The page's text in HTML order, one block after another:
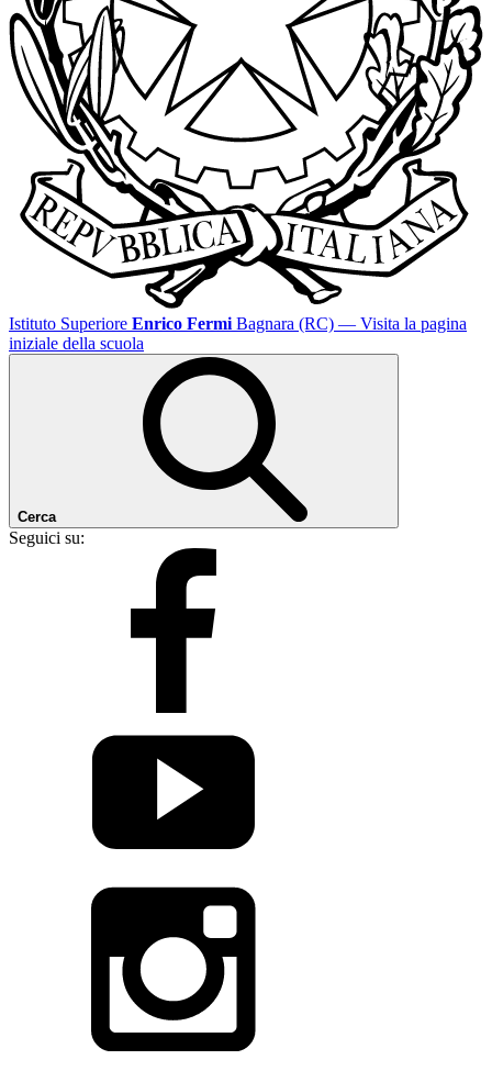
Istituto Superiore Enrico Fermi Bagnara (RC) — Visita la pagina
iniziale della scuola
Cerca
Seguici su: